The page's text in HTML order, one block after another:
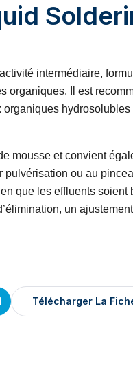
intermédiaire,
organiques. Il est
mousse et convient
ou au
que les effluents soient
un
Télécharger La